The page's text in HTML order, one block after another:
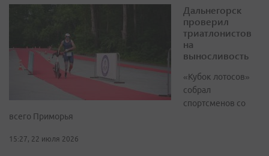
Дальнегорск
проверил
триатлонистов
на
выносливость
«Кубок лотосов»
собрал
спортсменов со
всего Приморья
15:27, 22 июля 2026